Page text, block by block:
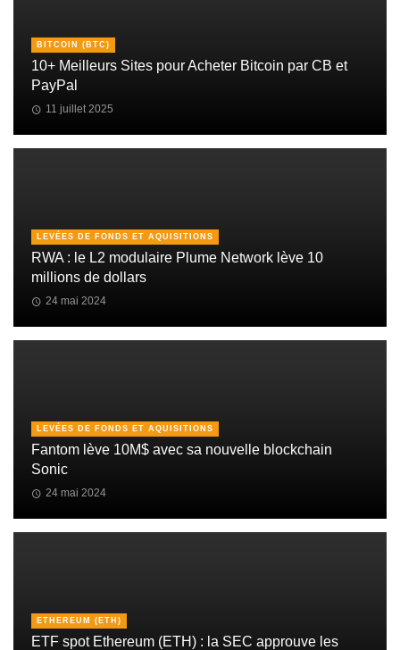
BITCOIN (BTC)
10+ Meilleurs Sites pour Acheter Bitcoin par CB et
PayPal
11 juillet 2025
LEVÉES DE FONDS ET AQUISITIONS
RWA : le L2 modulaire Plume Network lève 10
millions de dollars
24 mai 2024
LEVÉES DE FONDS ET AQUISITIONS
Fantom lève 10M$ avec sa nouvelle blockchain
Sonic
24 mai 2024
ETHEREUM (ETH)
ETF spot Ethereum (ETH) : la SEC approuve les